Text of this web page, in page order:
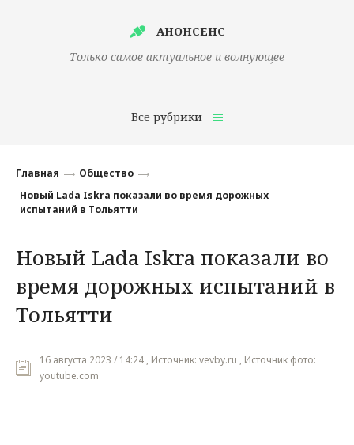
АНОНСЕНС
Только самое актуальное и волнующее
Все рубрики
Финансы
Наука
Культура
Общество
Мнения
Главная
Общество
Новый Lada Iskra показали во время дорожных
испытаний в Тольятти
Новый Lada Iskra показали во
время дорожных испытаний в
Тольятти
16 августа 2023 / 14:24 , Источник: vevby.ru , Источник фото:
youtube.com